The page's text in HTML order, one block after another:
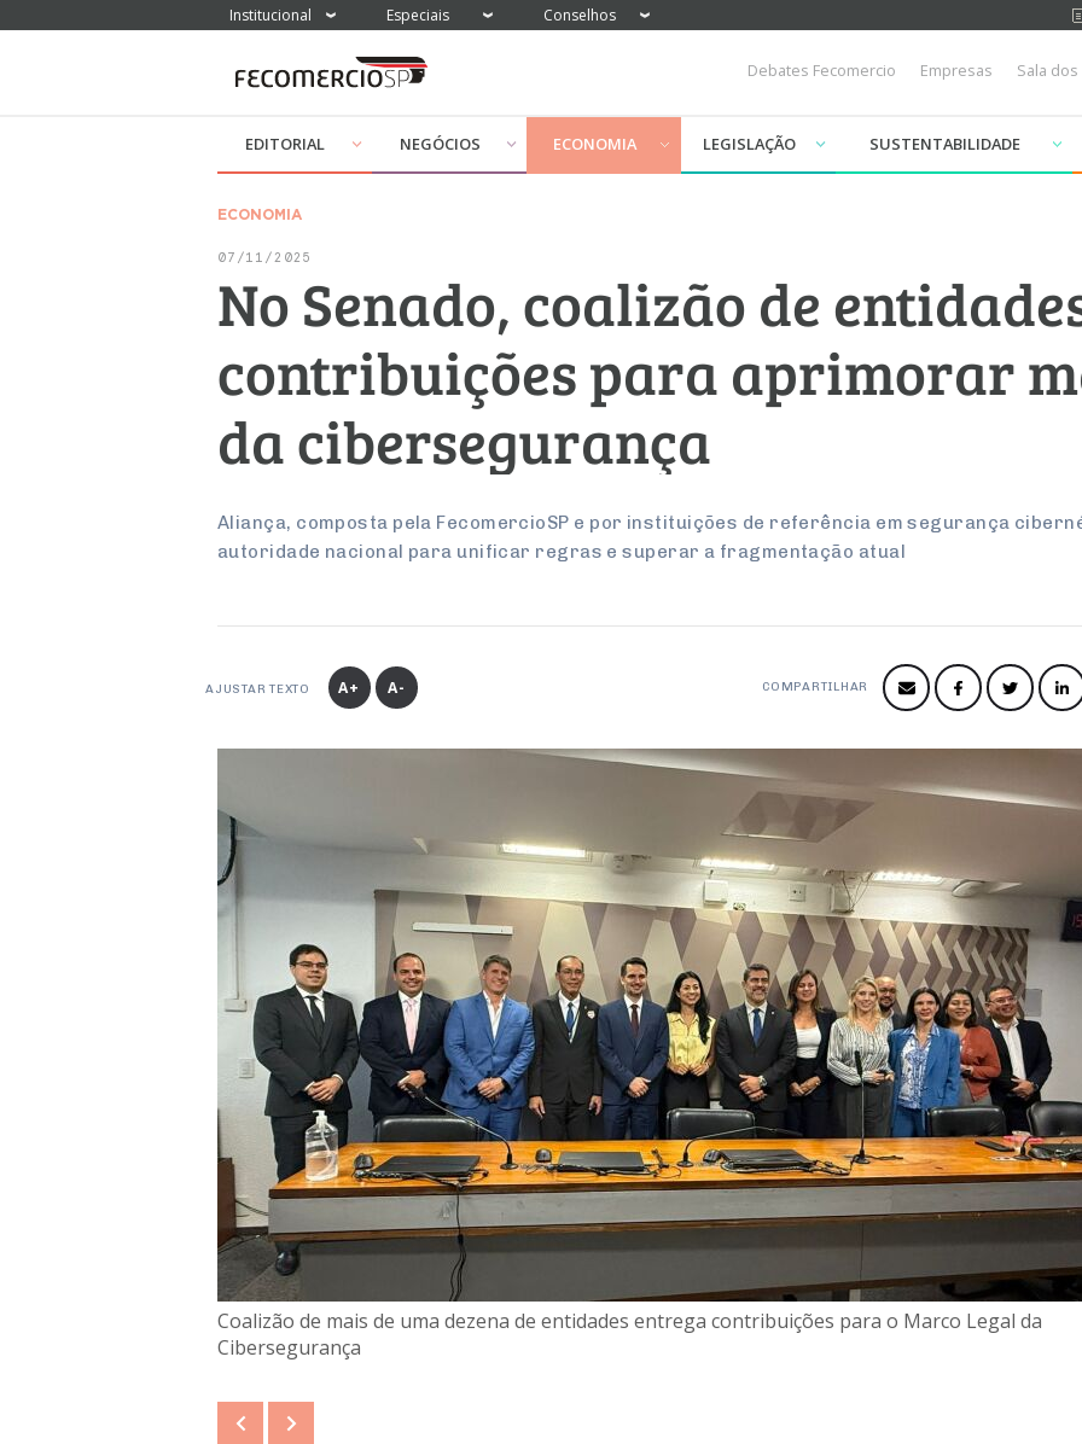
Institucional Especiais Conselhos
Debates Fecomercio Empresas Sala
EDITORIAL NEGÓCIOS ECONOMIA LEGISLAÇÃO SUSTENTABILIDADE
ECONOMIA
07/11/2025
No Senado, coalizão de
contribuições para aprimorar
da cibersegurança
Aliança, composta pela FecomercioSP e por instituições de referência em segurança
autoridade nacional para unificar regras e superar a fragmentação atual
AJUSTAR TEXTO A+ A- COMPARTILHAR
Coalizão de mais de uma dezena de entidades entrega contribuições para o Marco Legal da
Cibersegurança